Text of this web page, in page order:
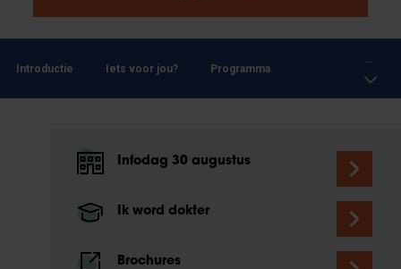
Introductie Iets voor jou? Programma
Infodag 30 augustus
Ik word dokter
Brochures